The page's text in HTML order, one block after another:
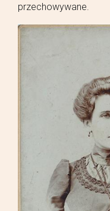
przechowywane.